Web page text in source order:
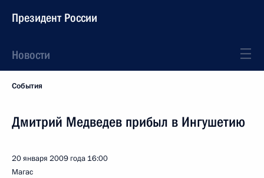
Президент России
Новости
События
Дмитрий Медведев прибыл в Ингушетию
20 января 2009 года 16:00
Магас